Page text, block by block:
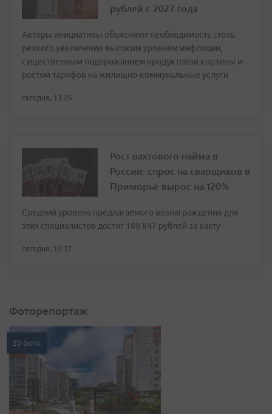
рублей с 2027 года
Авторы инициативы объясняют необходимость столь
резкого увеличения высоким уровнем инфляции,
существенным подорожанием продуктовой корзины и
ростом тарифов на жилищно-коммунальные услуги
сегодня, 13:26
Рост вахтового найма в
России: спрос на сварщиков в
Приморье вырос на 120%
Средний уровень предлагаемого вознаграждения для
этих специалистов достиг 189 847 рублей за вахту
сегодня, 12:37
Фоторепортаж
20 фото